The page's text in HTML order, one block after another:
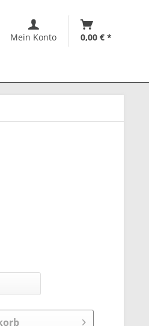
Mein Konto 0,00 € *